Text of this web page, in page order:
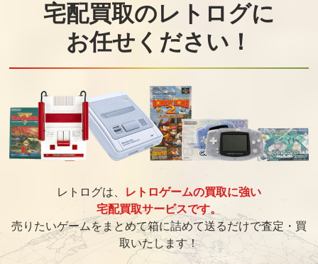
宅配買取のレトログに
お任せください！
レトログは、
レトロゲームの買取に強い
宅配買取サービスです。
売りたいゲームをまとめて箱に詰めて送るだけで査定・買
取いたします！